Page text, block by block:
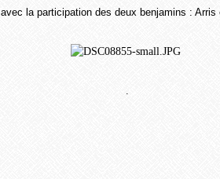
avec la participation des deux benjamins : Arris
.